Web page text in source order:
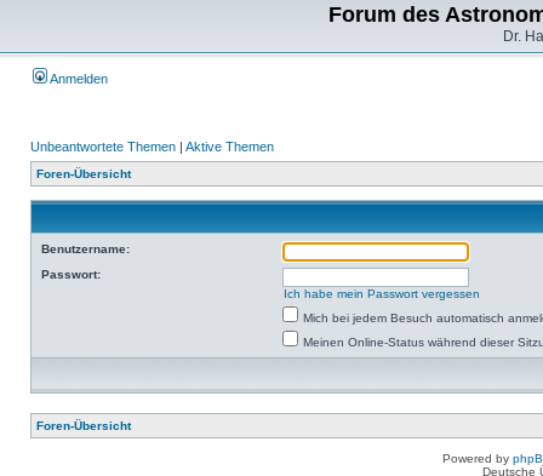
Forum des
Dr.
Anmelden
Unbeantwortete Themen | Aktive Themen
Foren-Übersicht
Benutzername:
Passwort:
Ich habe mein Passwort vergessen
Mich bei jedem Besuch automatisch
Meinen Online-Status während dieser
Foren-Übersicht
Powered by
Deutsche